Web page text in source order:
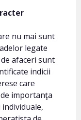
nu mai sunt
legate
afaceri sunt
indicii
care
importanţa